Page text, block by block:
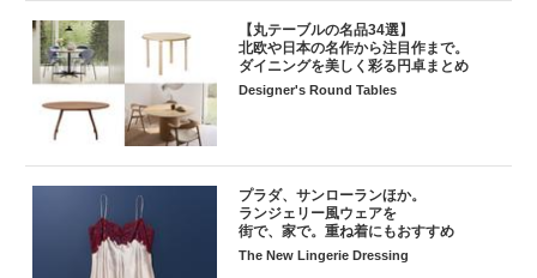
【丸テーブルの名品34選】
北欧や日本の名作から注目作まで。
ダイニングを美しく彩る円卓まとめ
Designer's Round Tables
プラダ、サンローランほか。
ランジェリー風ウェアを
街で、家で。重ね着にもおすすめ
The New Lingerie Dressing